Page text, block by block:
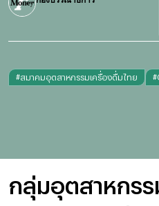
#สมาคมอุตสาหกรรมเครื่องดื่มไทย #
กลุ่มอุตสาหกร